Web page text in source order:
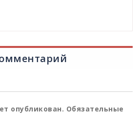
опубликован. Обязательные